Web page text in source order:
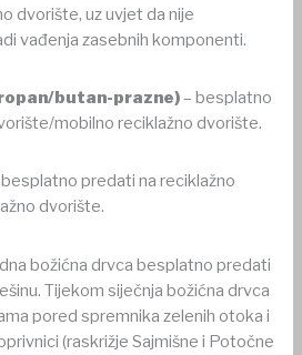
dvorište, uz uvjet da nije
vađenja zasebnih komponenti.
butan-prazne)– besplatno
mobilno reciklažno dvorište.
predati na reciklažno
dvorište.
božićna drvca besplatno predati
Tijekom siječnja božićna drvca
pored spremnika zelenih otoka i
(raskrižje Sajmišne i Potočne